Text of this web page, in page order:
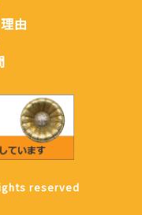
由
reserved